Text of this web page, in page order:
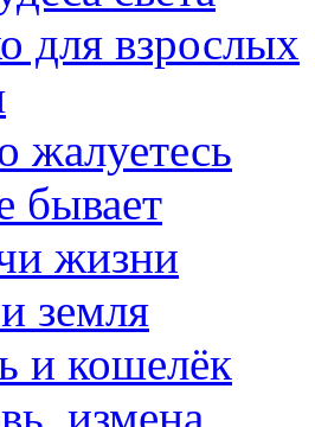
для взрослых
жалуетесь
бывает
жизни
земля
и кошелёк